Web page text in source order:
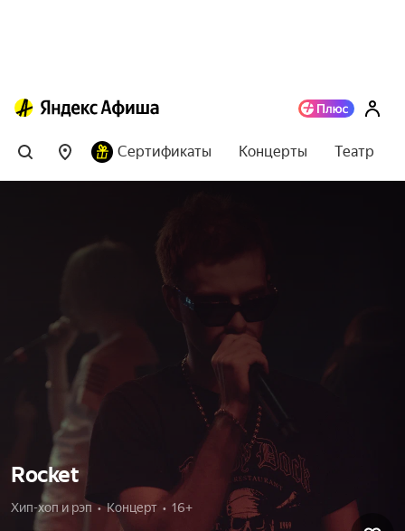
Сертификаты Концерты Театр
Rocket
Хип-хоп и рэп  •  Концерт  •  16+